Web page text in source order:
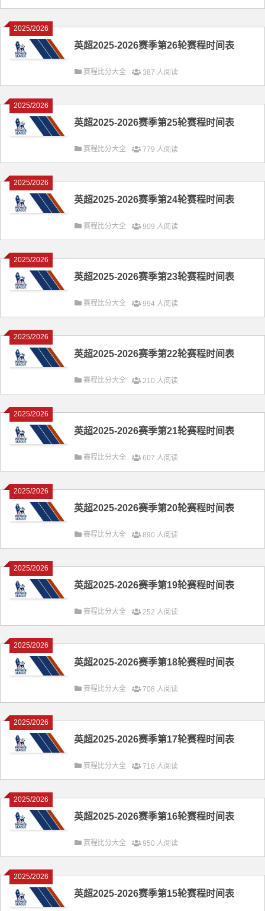
2025/2026
英超2025-2026赛季第26轮赛程时间表
赛程比分大全 387 人阅读
2025/2026
英超2025-2026赛季第25轮赛程时间表
赛程比分大全 779 人阅读
2025/2026
英超2025-2026赛季第24轮赛程时间表
赛程比分大全 909 人阅读
2025/2026
英超2025-2026赛季第23轮赛程时间表
赛程比分大全 994 人阅读
2025/2026
英超2025-2026赛季第22轮赛程时间表
赛程比分大全 210 人阅读
2025/2026
英超2025-2026赛季第21轮赛程时间表
赛程比分大全 607 人阅读
2025/2026
英超2025-2026赛季第20轮赛程时间表
赛程比分大全 890 人阅读
2025/2026
英超2025-2026赛季第19轮赛程时间表
赛程比分大全 252 人阅读
2025/2026
英超2025-2026赛季第18轮赛程时间表
赛程比分大全 708 人阅读
2025/2026
英超2025-2026赛季第17轮赛程时间表
赛程比分大全 718 人阅读
2025/2026
英超2025-2026赛季第16轮赛程时间表
赛程比分大全 950 人阅读
2025/2026
英超2025-2026赛季第15轮赛程时间表